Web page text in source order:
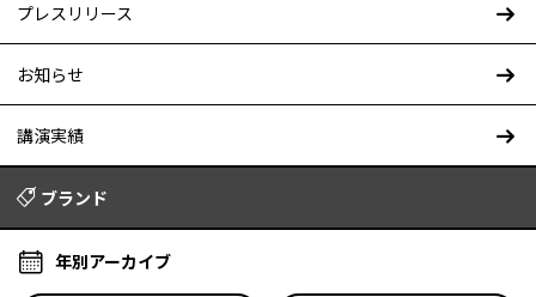
プレスリリース
お知らせ
講演実績
ブランド
年別アーカイブ